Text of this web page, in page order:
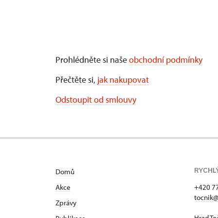
Prohlédněte si našeobchodní podmínky
Přečtěte si, jak nakupovat
Odstoupit od smlouvy
Domů
Akce
Zprávy
+420